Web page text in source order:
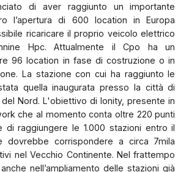
di aver raggiunto un importante
l’apertura di 600 location in Europa
ricaricare il proprio veicolo elettrico
Hpc. Attualmente il Cpo ha un
96 location in fase di costruzione o in
La stazione con cui ha raggiunto le
quella inaugurata presso la città di
del Nord. L'obiettivo di Ionity, presente in
che al momento conta oltre 220 punti
di raggiungere le 1.000 stazioni entro il
dovrebbe corrispondere a circa 7mila
nel Vecchio Continente. Nel frattempo
nell’ampliamento delle stazioni già